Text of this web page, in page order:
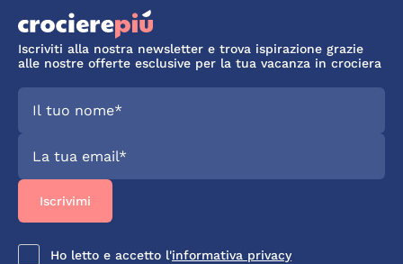
Iscriviti alla nostra newsletter e trova ispirazione grazie
alle nostre offerte esclusive per la tua vacanza in crociera
Ho letto e accetto l'informativa privacy